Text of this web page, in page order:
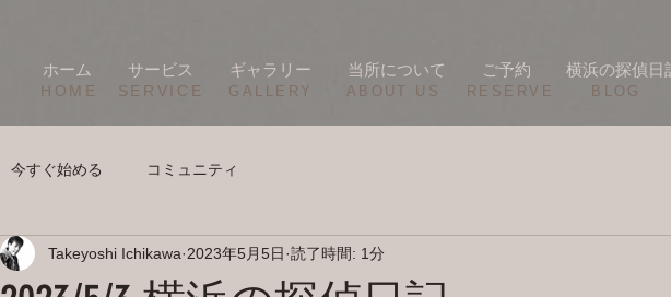
ホーム サービス ギャラリー 当所について ご予約 横浜の探偵日
HOME SERVICE ​GALLERY ​ABOUT US RESERVE BLOG
今すぐ始める コミュニティ
Takeyoshi Ichikawa 2023年5月5日 読了時間: 1分